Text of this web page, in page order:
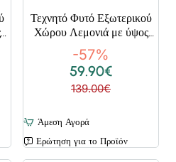
Τεχνητό Φυτό Εξωτερικού
Χώρου Λεμονιά με ύψος
152cm
-57%
59.90€
139.00€
Άμεση Αγορά
Ερώτηση για το Προϊόν